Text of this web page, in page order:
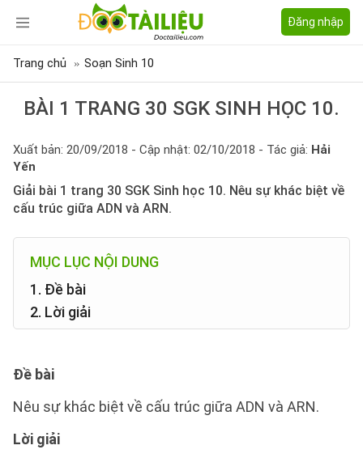
Đăng nhập
Trang chủ Soạn Sinh 10
BÀI 1 TRANG 30 SGK SINH HỌC 10.
Xuất bản: 20/09/2018 - Cập nhật: 02/10/2018 - Tác giả: Hải
Yến
Giải bài 1 trang 30 SGK Sinh học 10. Nêu sự khác biệt về
cấu trúc giữa ADN và ARN.
MỤC LỤC NỘI DUNG
1. Đề bài
2. Lời giải
Đề bài
Nêu sự khác biệt về cấu trúc giữa ADN và ARN.
Lời giải